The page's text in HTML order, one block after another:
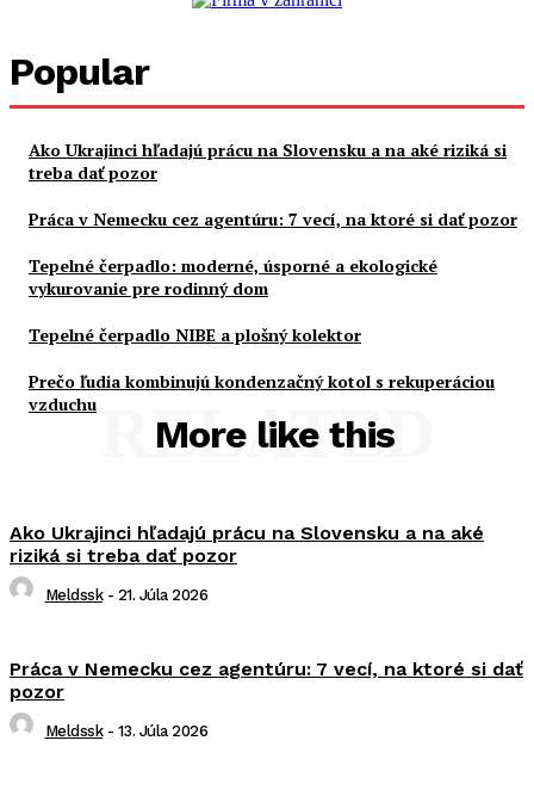
Popular
Ako Ukrajinci hľadajú prácu na Slovensku a na aké riziká si
treba dať pozor
Práca v Nemecku cez agentúru: 7 vecí, na ktoré si dať pozor
Tepelné čerpadlo: moderné, úsporné a ekologické
vykurovanie pre rodinný dom
Tepelné čerpadlo NIBE a plošný kolektor
Prečo ľudia kombinujú kondenzačný kotol s rekuperáciou
vzduchu
More like this
RELATED
Ako Ukrajinci hľadajú prácu na Slovensku a na aké
riziká si treba dať pozor
Meldssk - 21. Júla 2026
Práca v Nemecku cez agentúru: 7 vecí, na ktoré si dať
pozor
Meldssk - 13. Júla 2026